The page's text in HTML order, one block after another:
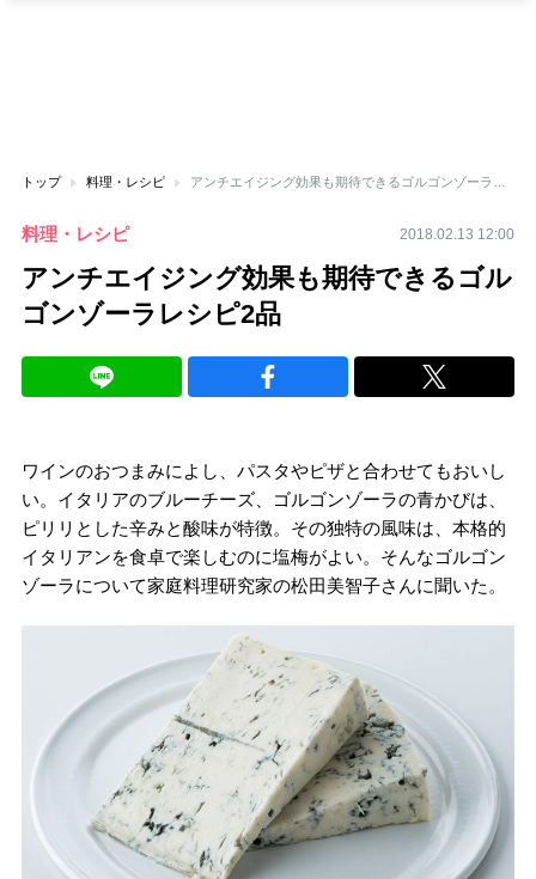
トップ 料理・レシピ
料理・レシピ 2018.02.13 12:00
アンチエイジング効果も期待できるゴル
ゴンゾーラレシピ2品
ワインのおつまみによし、パスタやピザと合わせてもおいし
い。イタリアのブルーチーズ、ゴルゴンゾーラの青かびは、
ピリリとした辛みと酸味が特徴。その独特の風味は、本格的
イタリアンを食卓で楽しむのに塩梅がよい。そんなゴルゴン
ゾーラについて家庭料理研究家の松田美智子さんに聞いた。